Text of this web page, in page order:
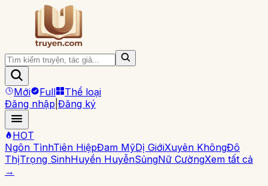
Mới Full
Thể loại
Đăng nhập Đăng ký
HOT
Ngôn TìnhTiên HiệpĐam MỹDị GiớiXuyên KhôngĐô
ThịTrọng SinhHuyền HuyễnSủngNữ CườngXem tất cả
→